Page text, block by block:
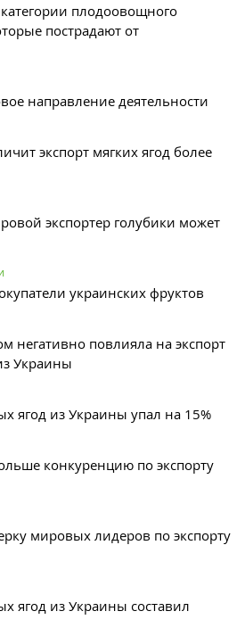
плодоовощного
пострадают от
направление деятельности
экспорт мягких ягод более
экспортер голубики может
украинских фруктов
негативно повлияла на экспорт
Украины
ягод из Украины упал на 15%
конкуренцию по экспорту
мировых лидеров по экспорту
ягод из Украины составил